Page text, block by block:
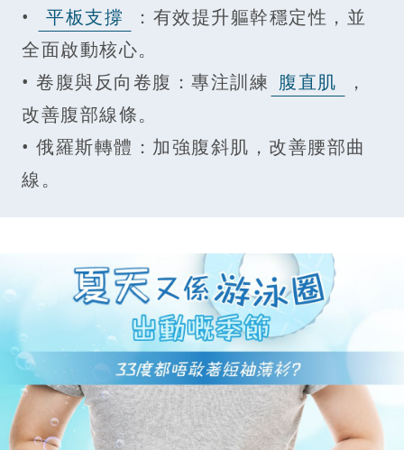
• 平板支撐
：有效提升軀幹穩定性，並
全面啟動核心。
• 卷腹與反向卷腹：專注訓練 腹直肌
，
改善腹部線條。
• 俄羅斯轉體：加強腹斜肌，改善腰部曲
線。